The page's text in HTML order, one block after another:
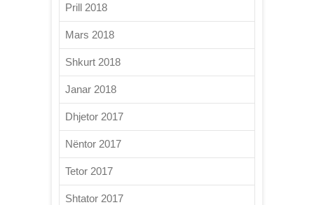
Prill 2018
Mars 2018
Shkurt 2018
Janar 2018
Dhjetor 2017
Nëntor 2017
Tetor 2017
Shtator 2017